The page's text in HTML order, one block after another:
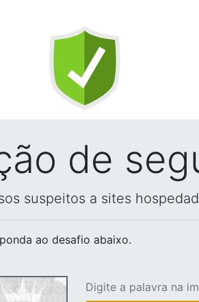
de
suspeitos a sites
ao desafio abaixo.
Digite a palavra na